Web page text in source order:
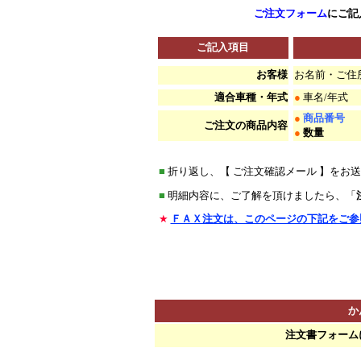
ご注文フォームにご記
ご記入項目
お客様
お名前・ご住
適合車種・年式
● 車名/年式
ご注文の商品内容
● 商品番号
● 数量
■ 折り返し、【 ご注文確認メール 】を
■ 明細内容に、ご了解を頂けましたら、「
★ ＦＡＸ注文は、このページの下記をご
か
注文書フォー